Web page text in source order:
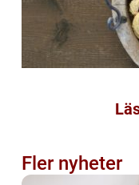
Fler nyheter